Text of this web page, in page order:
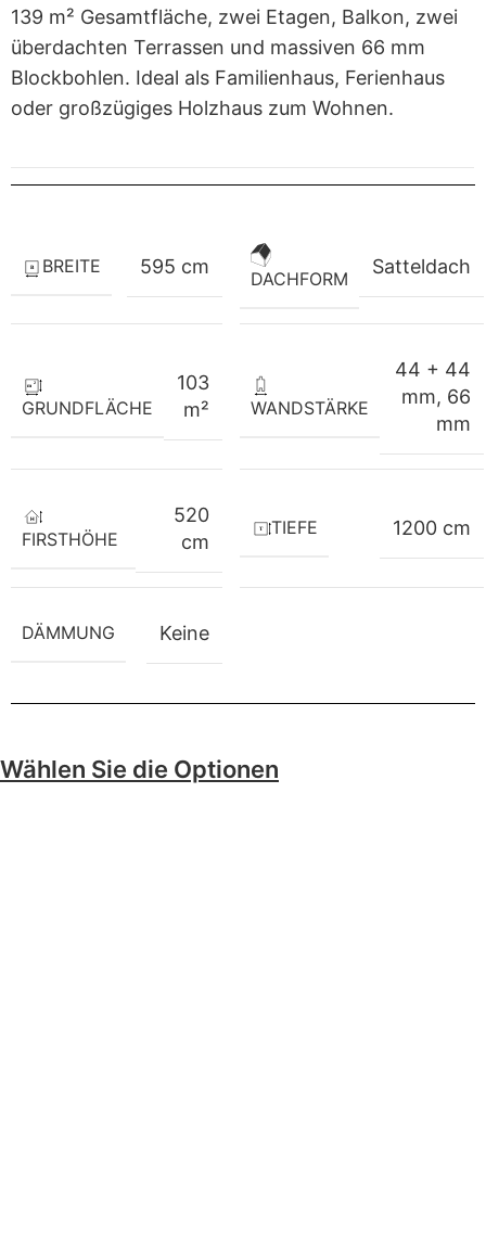
139 m² Gesamtfläche, zwei Etagen, Balkon, zwei
überdachten Terrassen und massiven 66 mm
Blockbohlen. Ideal als Familienhaus, Ferienhaus
oder großzügiges Holzhaus zum Wohnen.
BREITE 595 cm
DACHFORM
Satteldach
GRUNDFLÄCHE
103
m²
WANDSTÄRKE
44 + 44
mm, 66
mm
FIRSTHÖHE
520
cm
TIEFE 1200 cm
DÄMMUNG Keine
Wählen Sie die Optionen